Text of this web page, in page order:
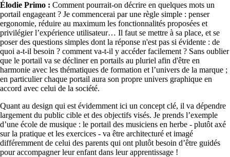
Élodie Primo : Comment pourrait-on décrire en quelques mots un
portail engageant ? Je commencerai par une règle simple : penser
ergonomie, réduire au maximum les fonctionnalités proposées et
privilégier l’expérience utilisateur… Il faut se mettre à sa place, et se
poser des questions simples dont la réponse n'est pas si évidente : de
quoi a-t-il besoin ? comment va-t-il y accéder facilement ? Sans oublier
que le portail va se décliner en portails au pluriel afin d'être en
harmonie avec les thématiques de formation et l’univers de la marque ;
en particulier chaque portail aura son propre univers graphique en
accord avec celui de la société.
Quant au design qui est évidemment ici un concept clé, il va dépendre
largement du public cible et des objectifs visés. Je prends l’exemple
d’une école de musique : le portail des musiciens en herbe - plutôt axé
sur la pratique et les exercices - va être architecturé et imagé
différemment de celui des parents qui ont plutôt besoin d’être guidés
pour accompagner leur enfant dans leur apprentissage !